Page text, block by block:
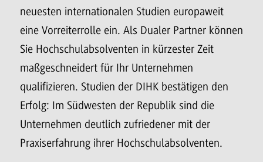
neuesten internationalen Studien europaweit
eine Vorreiterrolle ein. Als Dualer Partner können
Sie Hochschulabsolventen in kürzester Zeit
maßgeschneidert für Ihr Unternehmen
qualifizieren. Studien der DIHK bestätigen den
Erfolg: Im Südwesten der Republik sind die
Unternehmen deutlich zufriedener mit der
Praxiserfahrung ihrer Hochschulabsolventen.